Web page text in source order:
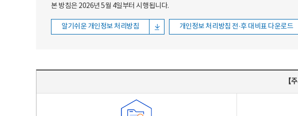
본 방침은 2026년 5월 4일부터 시행됩니다.
알기쉬운 개인정보 처리방침 개인정보 처리방침 전·후 대비표 다운로드
【